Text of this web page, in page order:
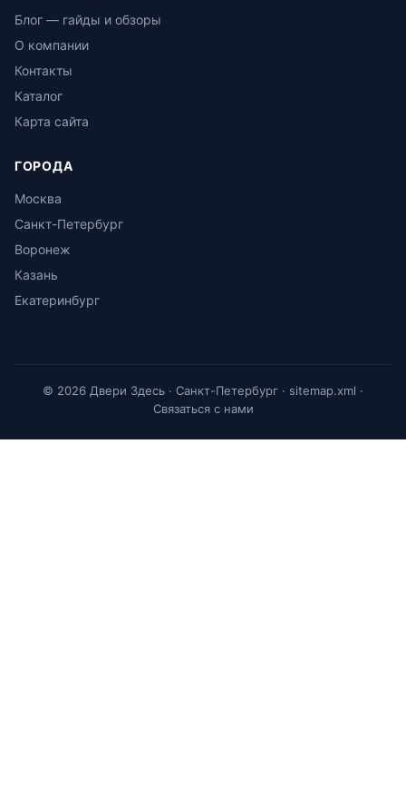
Блог — гайды и обзоры
О компании
Контакты
Каталог
Карта сайта
ГОРОДА
Москва
Санкт-Петербург
Воронеж
Казань
Екатеринбург
© 2026 Двери Здесь · Санкт-Петербург · sitemap.xml ·
Связаться с нами